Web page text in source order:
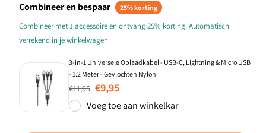
Combineer en bespaar 25% korting
Combineer met 1 accessoire en ontvang 25% korting. Automatisch
verrekend in je winkelwagen
3-in-1 Universele Oplaadkabel - USB-C, Lightning & Micro USB
- 1.2 Meter - Gevlochten Nylon
Normale prijs
€11,95 Aanbiedingsprijs
€9,95
Voeg toe aan winkelkar